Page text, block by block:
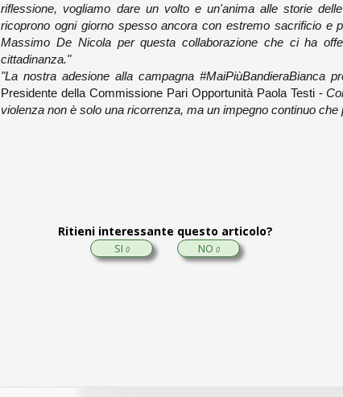
riflessione, vogliamo dare un volto e un'anima alle storie
ricoprono ogni giorno spesso ancora con estremo sacrificio
Massimo De Nicola per questa collaborazione che ci ha
cittadinanza."
"La nostra adesione alla campagna #MaiPiùBandieraBianca
Presidente della Commissione Pari Opportunità Paola Testi -
violenza non è solo una ricorrenza, ma un impegno continuo
Ritieni interessante questo articolo?
SI 0 NO 0